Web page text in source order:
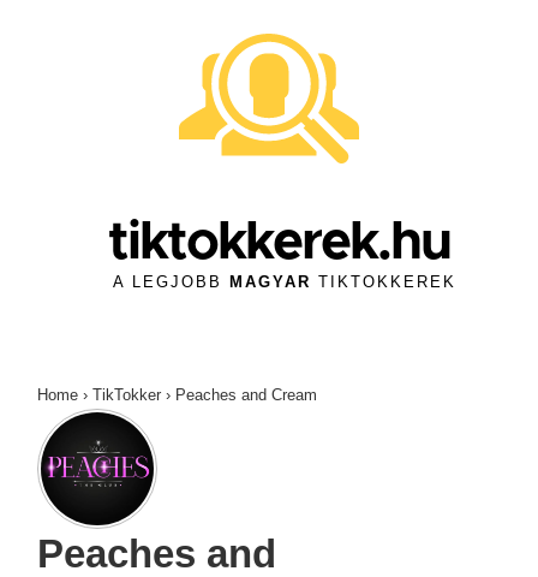
tiktokkerek.hu
A LEGJOBB MAGYAR TIKTOKKEREK
Home › TikTokker › Peaches and Cream
Peaches and